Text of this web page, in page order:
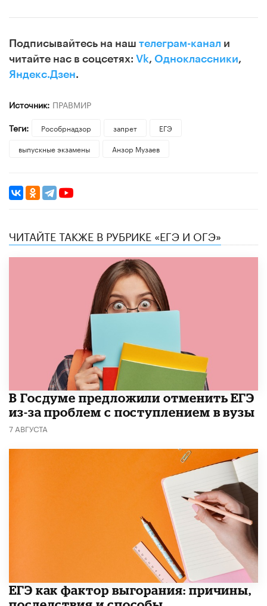
Подписывайтесь на наш телеграм-канал и
читайте нас в соцсетях: Vk, Одноклассники,
Яндекс.Дзен.
Источник: ПРАВМИР
Теги:
Рособрнадзор запрет
ЕГЭ
выпускные экзамены
Анзор Музаев
ЧИТАЙТЕ ТАКЖЕ В РУБРИКЕ «ЕГЭ И ОГЭ»
В Госдуме предложили отменить ЕГЭ
из-за проблем с поступлением в вузы
7 АВГУСТА
​ЕГЭ как фактор выгорания: причины,